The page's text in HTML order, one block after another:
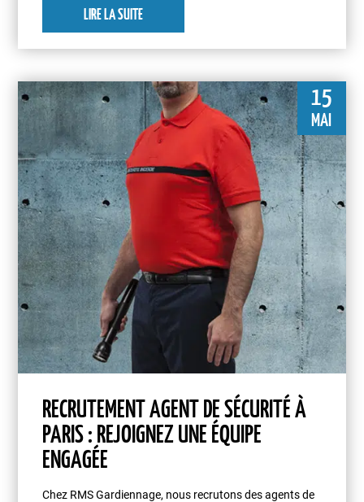
LIRE LA SUITE
15
MAI
RECRUTEMENT AGENT DE SÉCURITÉ À
PARIS : REJOIGNEZ UNE ÉQUIPE
ENGAGÉE
Chez RMS Gardiennage, nous recrutons des agents de